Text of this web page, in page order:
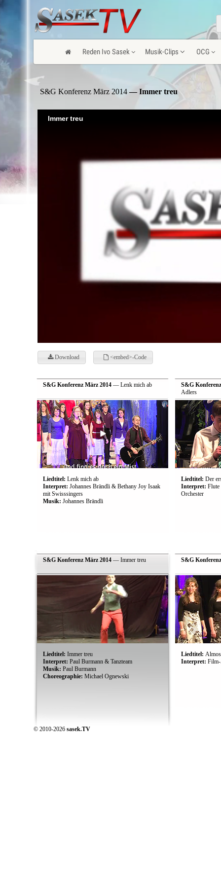
Reden Ivo Sasek Musik-Clips OCG
S&G Konferenz März 2014— Immer treu
Immer treu
Download <embed>-Code
S&G Konferenz März 2014— Lenk mich ab
Liedtitel: Lenk mich ab
Interpret: Johannes Brändli & Bethany Joy Isaak
mit Swisssingers
Musik: Johannes Brändli
S&G
Adlers
Liedtitel: Der
Interpret: Flute
Orchester
S&G Konferenz März 2014— Immer treu
Liedtitel: Immer treu
Interpret: Paul Burmann & Tanzteam
Musik: Paul Burmann
Choreographie: Michael Ognewski
S&G
Liedtitel:
Interpret:
© 2010-2026 sasek.TV